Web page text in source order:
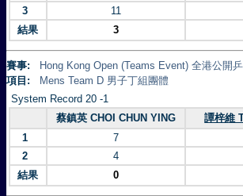
3
11
結果
3
賽事:
Hong Kong Open (Teams Event) 全港公開
項目:
Mens Team D 男子丁組團體
System Record 20 -1
蔡鎮英 CHOI CHUN YING
譚梓維
1
7
2
4
結果
0